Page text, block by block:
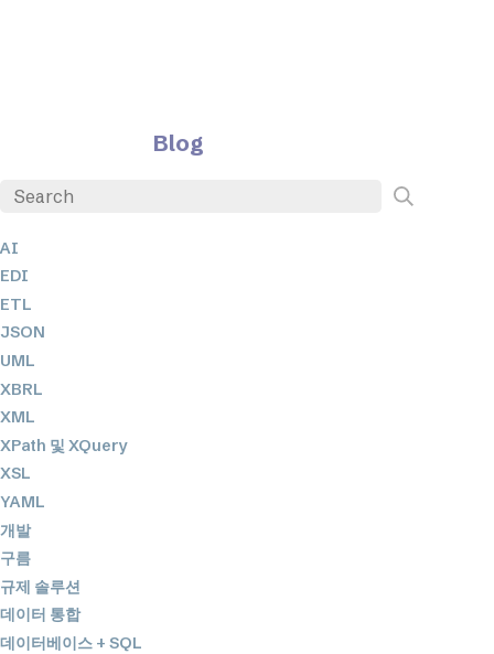
Blog
AI
EDI
ETL
JSON
UML
XBRL
XML
XPath 및 XQuery
XSL
YAML
개발
구름
규제 솔루션
데이터 통합
데이터베이스 + SQL